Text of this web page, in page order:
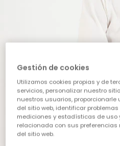
Gestión de cookies
Utilizamos cookies propias y de
servicios, personalizar nuestro
nuestros usuarios, proporcionarle
del sitio web, identificar
mediciones y estadísticas de uso
relacionada con sus
del sitio web.